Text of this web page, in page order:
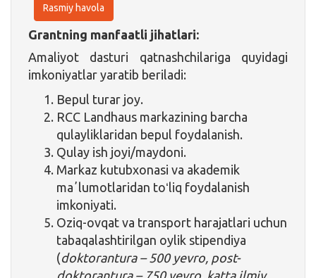
Rasmiy havola
Grantning manfaatli jihatlari:
Amaliyot dasturi qatnashchilariga quyidagi
imkoniyatlar yaratib beriladi:
Bepul turar joy.
RCC Landhaus markazining barcha
qulayliklaridan bepul foydalanish.
Qulay ish joyi/maydoni.
Markaz kutubxonasi va akademik
maʼlumotlaridan toʻliq foydalanish
imkoniyati.
Oziq-ovqat va transport harajatlari uchun
tabaqalashtirilgan oylik stipendiya
(doktorantura – 500 yevro, post-
doktorantura – 750 yevro, katta ilmiy